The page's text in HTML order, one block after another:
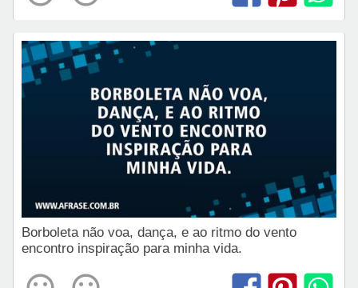
Borboleta não voa, dança, e ao ritmo do vento
encontro inspiração para minha vida.